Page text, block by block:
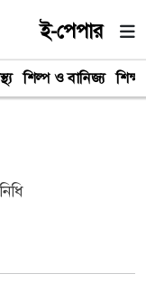
ই-পেপার
শিল্প ও বানিজ্য শিক্ষা